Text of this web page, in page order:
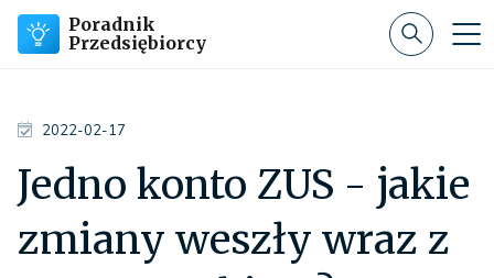
Poradnik
Przedsiębiorcy
2022-02-17
Jedno konto ZUS - jakie
zmiany weszły wraz z